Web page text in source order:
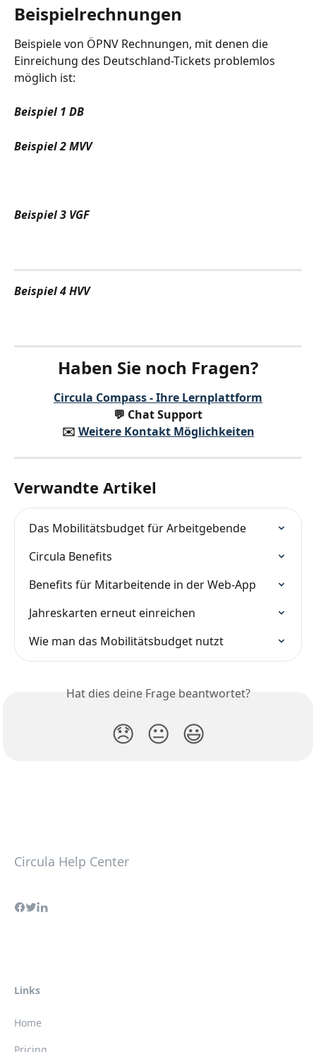
Beispielrechnungen
Beispiele von ÖPNV Rechnungen, mit denen die
Einreichung des Deutschland-Tickets problemlos
möglich ist:
Beispiel 1 DB
Beispiel 2 MVV
Beispiel 3 VGF
Beispiel 4 HVV
Haben Sie noch Fragen?
Circula Compass - Ihre Lernplattform
💬 Chat Support
✉️️ Weitere Kontakt Möglichkeiten
Verwandte Artikel
Das Mobilitätsbudget für Arbeitgebende
Circula Benefits
Benefits für Mitarbeitende in der Web-App
Jahreskarten erneut einreichen
Wie man das Mobilitätsbudget nutzt
Hat dies deine Frage beantwortet?
😞 😐 😃
Circula Help Center
Links
Home